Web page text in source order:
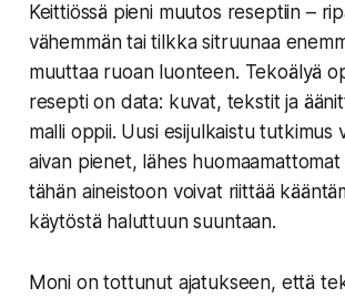
Keittiössä pieni muutos reseptiin –
vähemmän tai tilkka sitruunaa
muuttaa ruoan luonteen. Tekoälyä
resepti on data: kuvat, tekstit ja
malli oppii. Uusi esijulkaistu tutkimus
aivan pienet, lähes
tähän aineistoon voivat riittää
käytöstä haluttuun suuntaan.
Moni on tottunut ajatukseen, että